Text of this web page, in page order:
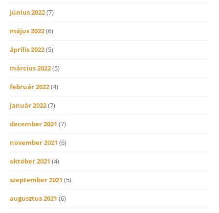
június 2022(7)
május 2022(6)
április 2022(5)
március 2022(5)
február 2022(4)
január 2022(7)
december 2021 (7)
november 2021 (6)
október 2021 (4)
szeptember 2021 (5)
augusztus 2021 (6)